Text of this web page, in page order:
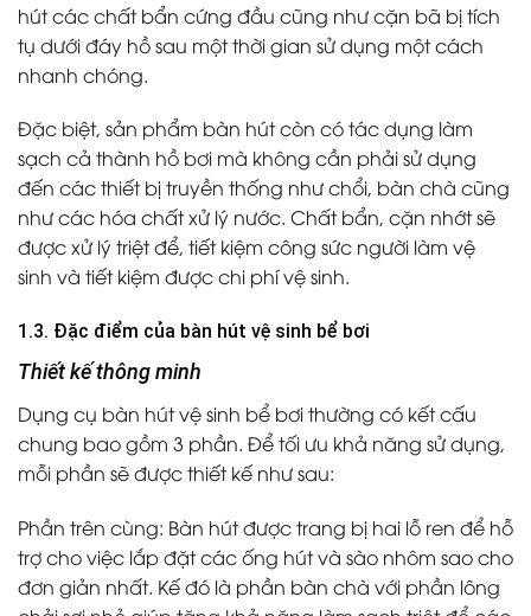
hút các chất bẩn cứng đầu cũng như cặn bã bị tích
tụ dưới đáy hồ sau một thời gian sử dụng một cách
nhanh chóng.
Đặc biệt, sản phẩm bàn hút còn có tác dụng làm
sạch cả thành hồ bơi mà không cần phải sử dụng
đến các thiết bị truyền thống như chổi, bàn chà cũng
như các hóa chất xử lý nước. Chất bẩn, cặn nhớt sẽ
được xử lý triệt để, tiết kiệm công sức người làm vệ
sinh và tiết kiệm được chi phí vệ sinh.
1.3. Đặc điểm của bàn hút vệ sinh bể bơi
Thiết kế thông minh
Dụng cụ bàn hút vệ sinh bể bơithường có kết cấu
chung bao gồm 3 phần. Để tối ưu khả năng sử dụng,
mỗi phần sẽ được thiết kế như sau:
Phần trên cùng: Bàn hút được trang bị hai lỗ ren để hỗ
trợ cho việc lắp đặt các ống hút và sào nhôm sao cho
đơn giản nhất. Kế đó là phần bàn chà với phần lông